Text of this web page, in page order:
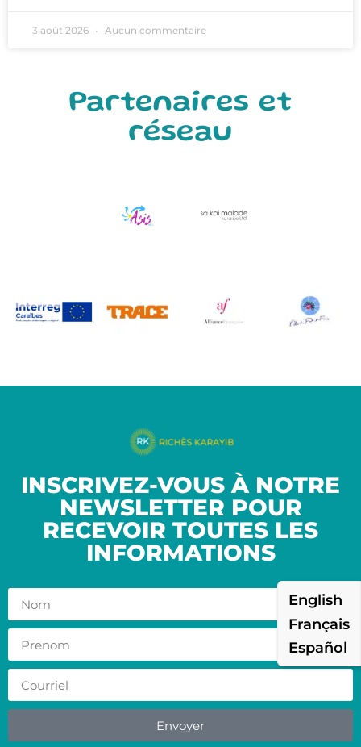
3 août 2026 Aucun commentaire
Partenaires et
réseau
INSCRIVEZ-VOUS À NOTRE
NEWSLETTER POUR
RECEVOIR TOUTES LES
INFORMATIONS
Envoyer
English
Français
Español